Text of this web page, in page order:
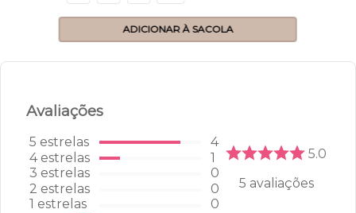
ADICIONAR À SACOLA
Avaliações
5 estrelas
4estrelas
3 estrelas
2 estrelas
1 estrelas
4
1
0
0
0
5.0
5 avaliações